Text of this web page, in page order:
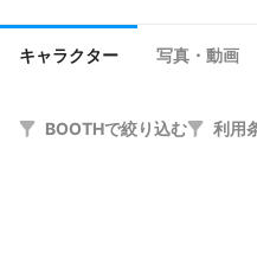
キャラクター 写真・動画
BOOTHで絞り込む 利用